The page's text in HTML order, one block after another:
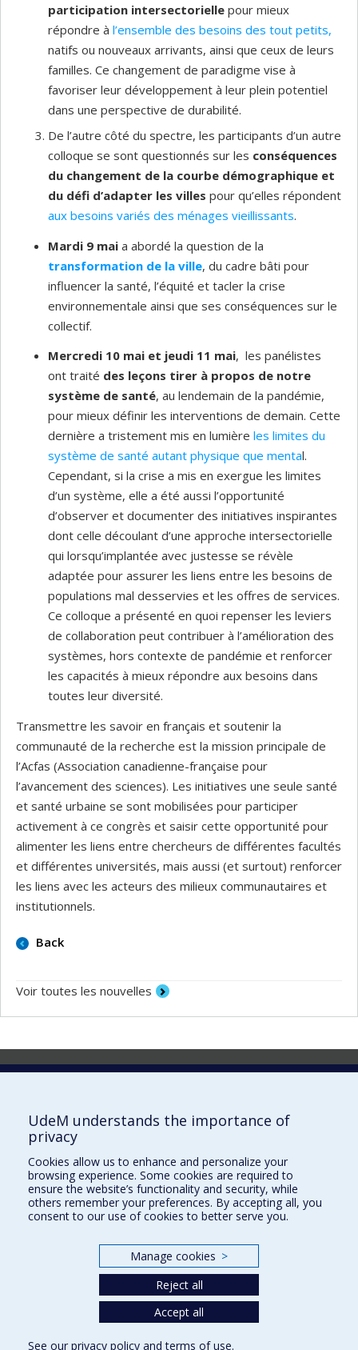
participation intersectorielle pour mieux
répondre à l’ensemble des besoins des tout petits,
natifs ou nouveaux arrivants, ainsi que ceux de leurs
familles. Ce changement de paradigme vise à
favoriser leur développement à leur plein potentiel
dans une perspective de durabilité.
De l’autre côté du spectre, les participants d’un autre
colloque se sont questionnés sur les conséquences
du changement de la courbe démographique et
du défi d’adapter les villes pour qu’elles répondent
aux besoins variés des ménages vieillissants.
Mardi 9 mai a abordé la question de la
transformation de la ville, du cadre bâti pour
influencer la santé, l’équité et tacler la crise
environnementale ainsi que ses conséquences sur le
collectif.
Mercredi 10 mai et jeudi 11 mai, les panélistes
ont traité des leçons tirer à propos de notre
système de santé, au lendemain de la pandémie,
pour mieux définir les interventions de demain. Cette
dernière a tristement mis en lumière les limites du
système de santé autant physique que mental.
Cependant, si la crise a mis en exergue les limites
d’un système, elle a été aussi l’opportunité
d’observer et documenter des initiatives inspirantes
dont celle découlant d’une approche intersectorielle
qui lorsqu’implantée avec justesse se révèle
adaptée pour assurer les liens entre les besoins de
populations mal desservies et les offres de services.
Ce colloque a présenté en quoi repenser les leviers
de collaboration peut contribuer à l’amélioration des
systèmes, hors contexte de pandémie et renforcer
les capacités à mieux répondre aux besoins dans
toutes leur diversité.
Transmettre les savoir en français et soutenir la
communauté de la recherche est la mission principale de
l’Acfas (Association canadienne-française pour
l’avancement des sciences). Les initiatives une seule santé
et santé urbaine se sont mobilisées pour participer
activement à ce congrès et saisir cette opportunité pour
alimenter les liens entre chercheurs de différentes facultés
et différentes universités, mais aussi (et surtout) renforcer
les liens avec les acteurs des milieux communautaires et
institutionnels.
Back
Voir toutes les nouvelles
Laboratoire d'innovation
Vice-rectorat aux affaires étudiantes et aux études
Inven_T
Consortium Santé Numérique
UdeM understands the importance of
privacy
Cookies allow us to enhance and personalize your
browsing experience. Some cookies are required to
ensure the website’s functionality and security, while
others remember your preferences. By accepting all, you
consent to our use of cookies to better serve you.
Manage cookies >
Reject all
Accept all
See our privacy policy andterms of use.